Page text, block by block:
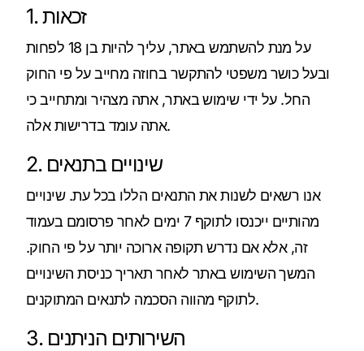
1. זכאות
על מנת להשתמש באתר, עליך להיות בן 18 לפחות
ובעל כושר משפטי להתקשר בחוזה מחייב על פי החוק
החל. על ידי שימוש באתר, אתה מצהיר ומתחייב כי
אתה עומד בדרישות אלה.
2. שינויים בתנאים
אנו רשאים לשנות את התנאים הללו בכל עת. שינויים
מהותיים ייכנסו לתוקף 7 ימים לאחר פרסומם בעמוד
זה, אלא אם נדרש תקופה ארוכה יותר על פי החוק.
המשך השימוש באתר לאחר תאריך כניסת השינויים
לתוקף מהווה הסכמה לתנאים המתוקנים.
3. השירותים הניתנים